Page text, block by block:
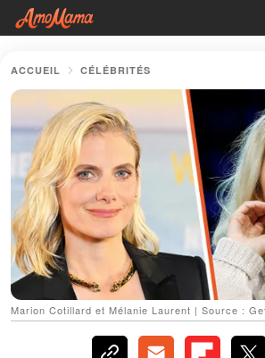
ACCUEIL CÉLÉBRITÉS
Marion Cotillard et Mélanie Laurent | Source :